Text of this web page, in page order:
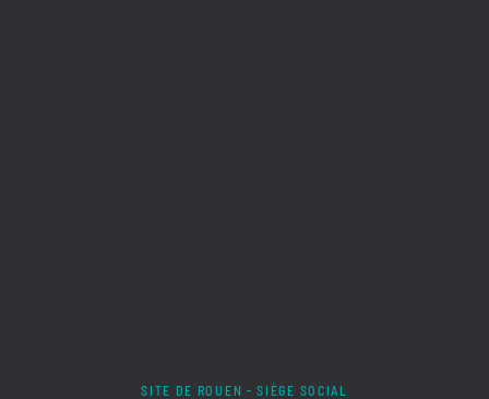
SITE DE ROUEN - SIÈGE SOCIAL